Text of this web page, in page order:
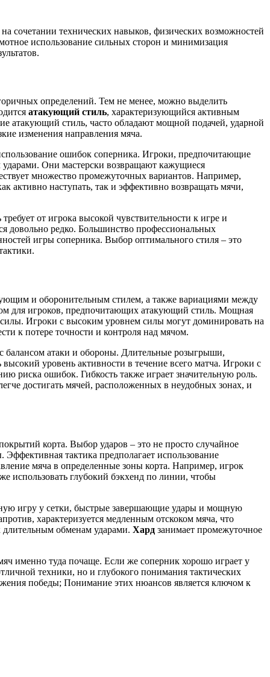
сочетании технических навыков, физических возможностей
использование сильных сторон и минимизация
определений. Тем не менее, можно выделить
атакующий стиль, характеризующийся активным
атакующий стиль, часто обладают мощной подачей, ударной
изменения направления мяча.
ошибок соперника. Игроки, предпочитающие
Они мастерски возвращают кажущиеся
множество промежуточных вариантов. Например,
активно наступать, так и эффективно возвращать мячи,
от игрока высокой чувствительности к игре и
довольно редко. Большинство профессиональных
игры соперника. Выбор оптимального стиля – это
и оборонительным стилем, а также вариациями между
для игроков, предпочитающих атакующий стиль. Мощная
Игроки с высоким уровнем силы могут доминировать на
к потере точности и контроля над мячом.
балансом атаки и обороны. Длительные розыгрыши,
уровень активности в течение всего матча. Игроки с
риска ошибок. Гибкость также играет значительную роль.
достигать мячей, расположенных в неудобных зонах, и
корта. Выбор ударов – это не просто случайное
тактика предполагает использование
мяча в определенные зоны корта. Например, игрок
использовать глубокий бэкхенд по линии, чтобы
игру у сетки, быстрые завершающие удары и мощную
характеризуется медленным отскоком мяча, что
обменам ударами. Хард занимает промежуточное
именно туда почаще. Если же соперник хорошо играет у
техники, но и глубокого понимания тактических
победы; Понимание этих нюансов является ключом к